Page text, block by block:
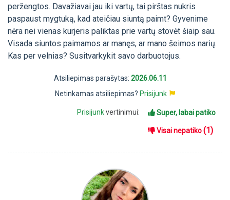
peržengtos. Davažiavai jau iki vartų, tai pirštas nukris
paspaust mygtuką, kad ateičiau siuntą paimt? Gyvenime
nėra nei vienas kurjeris paliktas prie vartų stovėt šiaip sau.
Visada siuntos paimamos ar manęs, ar mano šeimos narių.
Kas per velnias? Susitvarkykit savo darbuotojus.
Atsiliepimas parašytas: 2026.06.11
Netinkamas atsiliepimas? Prisijunk
Prisijunkvertinimui: Super, labai patiko
Visai nepatiko(1)